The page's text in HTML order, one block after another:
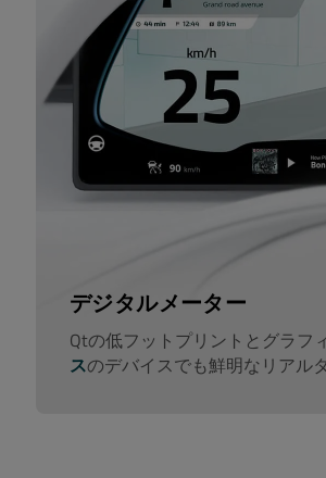
デジタルメーター
Qtの低フットプリントとグラフ
スのデバイスでも鮮明なリアル